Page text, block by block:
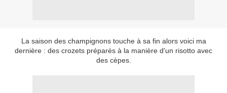
La saison des champignons touche à sa fin alors voici ma
dernière : des crozets préparés à la manière d'un risotto avec
des cèpes.